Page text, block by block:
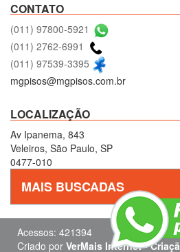
CONTATO
(011) 97800-5921
(011) 2762-6991
(011) 97539-3395
mgpisos@mgpisos.com.br
LOCALIZAÇÃO
Av Ipanema, 843
Veleiros, São Paulo, SP
0477-010
MAIS BUSCADAS
Acessos: 421394
Criado por VerMais Internet-